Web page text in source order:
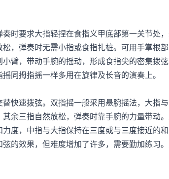
要求大指轻捏在食指义甲底部第一关节处
，弹奏时无需小指或食指扎桩。可用手掌根
臂，带动手腕的摇动，形成食指尖的密集拨
同拇指摇一样多用在旋律及长音的演奏上。
速拨弦。双指摇一般采用悬腕摇法，大指
余三指自然放松，弹奏时靠手腕的力量带动
度，中指与大指保持在三度或与三度接近的
的效果，但难度增加了许多，需要勤加练习